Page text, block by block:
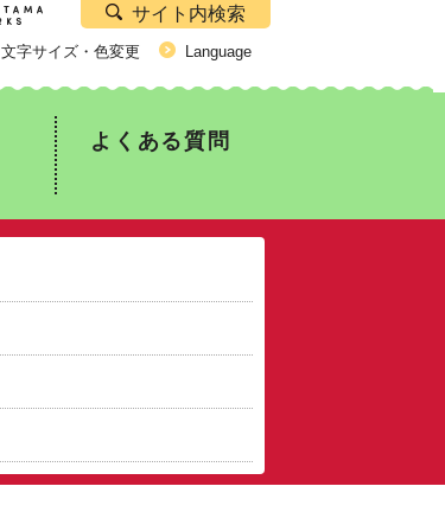
サイト内検索
文字サイズ・色変更 Language
よくある質問